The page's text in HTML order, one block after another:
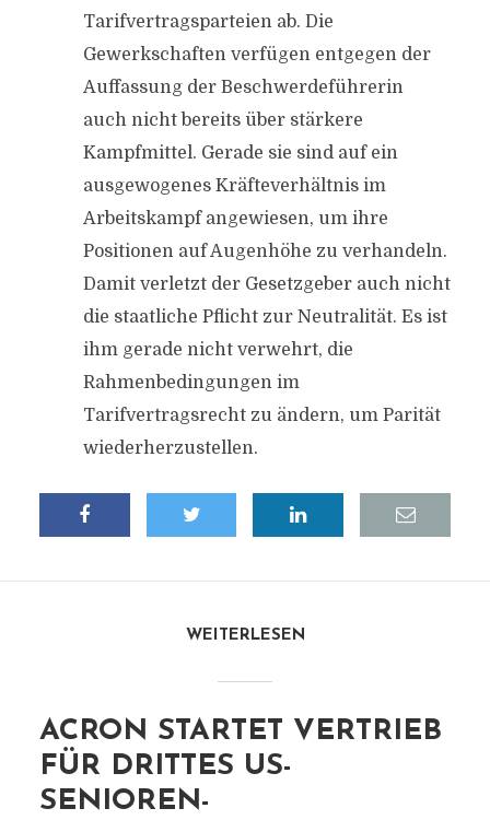
Tarifvertragsparteien ab. Die
Gewerkschaften verfügen entgegen der
Auffassung der Beschwerdeführerin
auch nicht bereits über stärkere
Kampfmittel. Gerade sie sind auf ein
ausgewogenes Kräfteverhältnis im
Arbeitskampf angewiesen, um ihre
Positionen auf Augenhöhe zu verhandeln.
Damit verletzt der Gesetzgeber auch nicht
die staatliche Pflicht zur Neutralität. Es ist
ihm gerade nicht verwehrt, die
Rahmenbedingungen im
Tarifvertragsrecht zu ändern, um Parität
wiederherzustellen.
WEITERLESEN
ACRON STARTET VERTRIEB
FÜR DRITTES US-
SENIOREN-